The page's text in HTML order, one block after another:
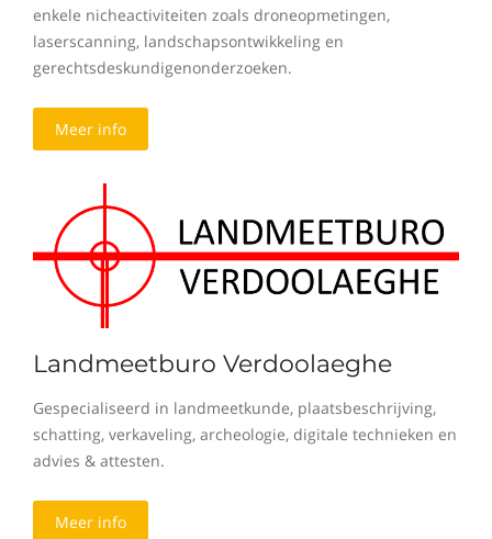
enkele nicheactiviteiten zoals droneopmetingen,
laserscanning, landschapsontwikkeling en
gerechtsdeskundigenonderzoeken.
Meer info
Landmeetburo Verdoolaeghe
Gespecialiseerd in landmeetkunde, plaatsbeschrijving,
schatting, verkaveling, archeologie, digitale technieken en
advies & attesten.
Meer info